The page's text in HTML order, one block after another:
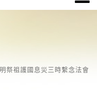
祭祖護國息災三時繫念法會